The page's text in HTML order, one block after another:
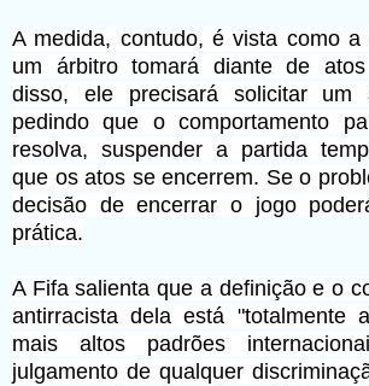
A medida, contudo, é vista como a
um árbitro tomará diante de
disso, ele precisará solicitar um
pedindo que o comportamento
resolva, suspender a partida
que os atos se encerrem. Se o
decisão de encerrar o jogo
prática.
A Fifa salienta que a definição e o
antirracista dela está "totalmente
mais altos padrões
julgamento de qualquer